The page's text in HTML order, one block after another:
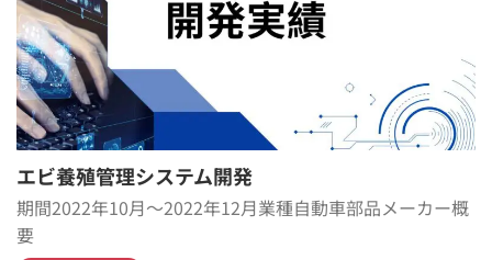
エビ養殖管理システム開発
期間2022年10月～2022年12月業種自動車部品メーカー概
要